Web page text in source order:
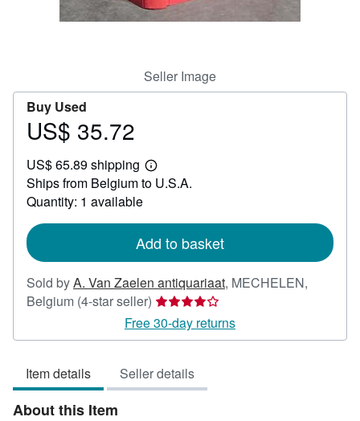
Seller Image
Buy Used
Price
35.72
US$ 35.72
US$ 65.89 shipping
Learn
more
Ships from Belgium to U.S.A.
Quantity: 1 available
Add to basket
Sold byA. Van Zaelen antiquariaat, MECHELEN,
Belgium (4-star seller) Seller
rating
4
of
5
Free 30-day returns
Item details Seller details
About this Item